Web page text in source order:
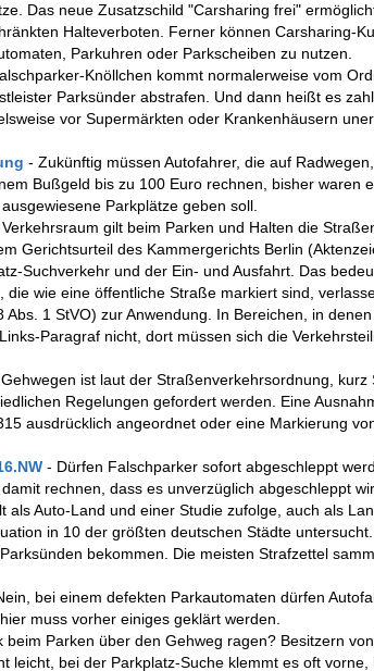
Das neue Zusatzschild "Carsharing frei"
Halteverboten. Ferner können Carsharing-
Parkuhren oder Parkscheiben zu nutzen.
Knöllchen kommt normalerweise vom
Parksünder abstrafen. Und dann heißt es
vor Supermärkten oder Krankenhäusern
- Zukünftig müssen Autofahrer, die auf
Bußgeld bis zu 100 Euro rechnen, bisher waren
Parkplätze geben soll.
gilt beim Parken und Halten die
Gerichtsurteil des Kammergerichts Berlin
Suchverkehr und der Ein- und Ausfahrt. Das
wie eine öffentliche Straße markiert sind,
1 StVO) zur Anwendung. In Bereichen, in
Paragraf nicht, dort müssen sich die
ist laut der Straßenverkehrsordnung, kurz
Regelungen gefordert werden. Eine
ausdrücklich angeordnet oder eine Markierung
- Dürfen Falschparker sofort abgeschleppt
rechnen, dass es unverzüglich abgeschleppt
als Auto-Land und einer Studie zufolge, auch als
in 10 der größten deutschen Städte
bekommen. Die meisten Strafzettel
bei einem defekten Parkautomaten dürfen
muss vorher einiges geklärt werden.
Parken über den Gehweg ragen? Besitzern
leicht, bei der Parkplatz-Suche klemmt es oft